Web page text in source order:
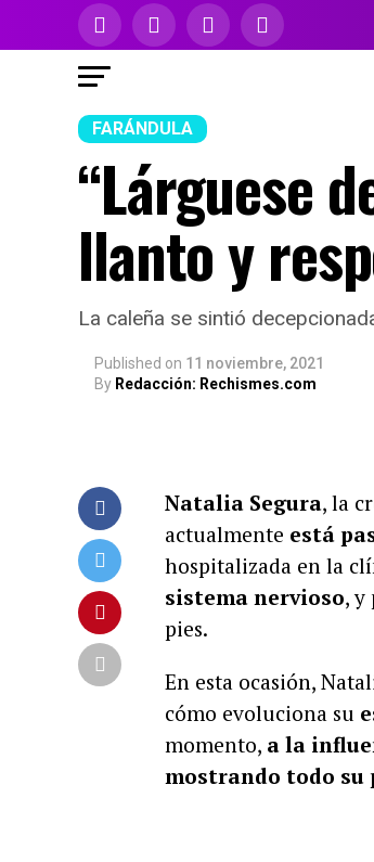
FARÁNDULA
“Lárguese
llanto y
La caleña se sintió
Published on 11 noviembre, 2021
By Redacción: Rechismes.com
Natalia Segura, la
actualmente está
hospitalizada en la
sistema nervioso, y
pies.
En esta ocasión,
cómo evoluciona su
momento, a la
mostrando todo su